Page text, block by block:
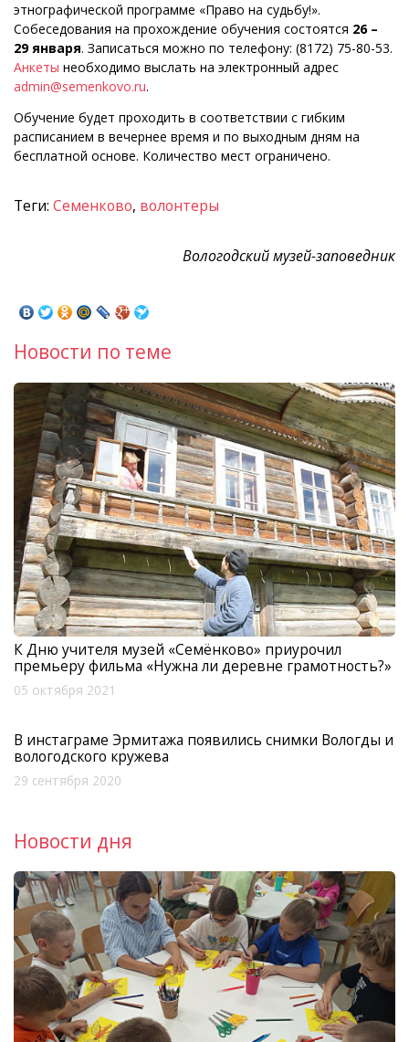
этнографической программе «Право на судьбу!».
Собеседования на прохождение обучения состоятся 26 –
29 января. Записаться можно по телефону: (8172) 75-80-53.
Анкеты необходимо выслать на электронный адрес
admin@semenkovo.ru.
Обучение будет проходить в соответствии с гибким
расписанием в вечернее время и по выходным дням на
бесплатной основе. Количество мест ограничено.
Теги: Семенково, волонтеры
Вологодский музей-заповедник
Новости по теме
К Дню учителя музей «Семёнково» приурочил
премьеру фильма «Нужна ли деревне грамотность?»
05 октября 2021
В инстаграме Эрмитажа появились снимки Вологды и
вологодского кружева
29 сентября 2020
Новости дня